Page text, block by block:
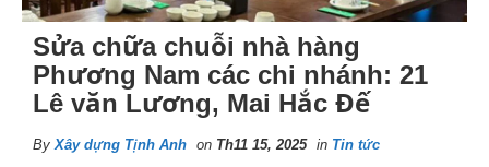
Sửa chữa chuỗi nhà hàng
Phương Nam các chi nhánh: 21
Lê văn Lương, Mai Hắc Đế
ByXây dựng Tịnh Anh on Th11 15, 2025 in Tin tức